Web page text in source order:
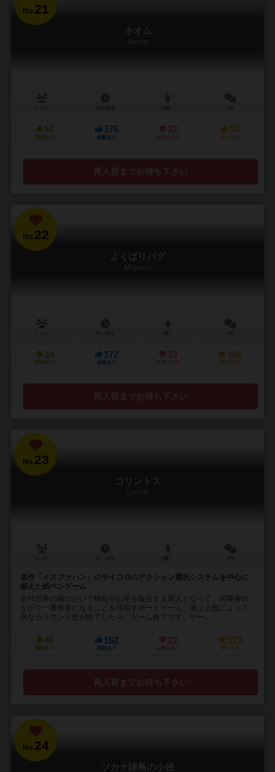
No.21
ネオム
Neom
54
興味あり
176
経験あり
32
お気に入り
57
持ってる
再入荷までお待ち下さい
No.22
よくばりパグ
Mopsen
24
興味あり
172
経験あり
13
お気に入り
156
持ってる
再入荷までお待ち下さい
No.23
コリントス
Corinth
名作「イスファハン」のサイコロのアクション選択システムを中心に
据えた紙ペンゲーム
古代世界の港において物品や山羊を取引する商人となって、同業者の
なかで一番有名になることを目指すボードゲーム。遊ぶ人数によって
異なるラウンド数が終了したら、ゲーム終了です。ゲー...
46
興味あり
162
経験あり
22
お気に入り
123
持ってる
再入荷までお待ち下さい
No.24
ツカナ諸島の小径